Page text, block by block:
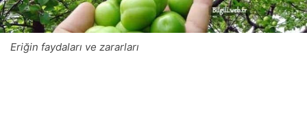
Eriğin faydaları ve zararları